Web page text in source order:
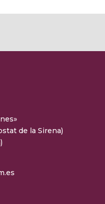
de la Sirena)